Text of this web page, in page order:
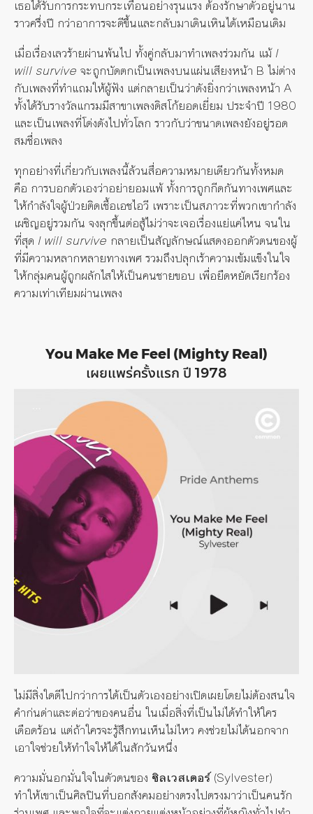
เธอได้รับการกระทบกระเทือนอย่างรุนแรง ต้องรักษาตัวอยู่นาน
ราวครึ่งปี กว่าอาการจะดีขึ้นและกลับมาเดินเหินได้เหมือนเดิม
เมื่อเรื่องเลวร้ายผ่านพ้นไป ทั้งคู่กลับมาทำเพลงร่วมกัน แม้I
will survive จะถูกบัดตกเป็นเพลงบนแผ่นเสียงหน้า B ไม่ต่าง
กับเพลงที่ทำแถมให้ผู้ฟัง แต่กลายเป็นว่าดังยิ่งกว่าเพลงหน้า A
ทั้งได้รับรางวัลแกรมมีสาขาเพลงดิสโก้ยอดเยี่ยม ประจำปี 1980
และเป็นเพลงที่โด่งดังไปทั่วโลก ราวกับว่าขนาดเพลงยังอยู่รอด
สมชื่อเพลง
ทุกอย่างที่เกี่ยวกับเพลงนี้ล้วนสื่อความหมายเดียวกันทั้งหมด
คือ การบอกตัวเองว่าอย่ายอมแพ้ ทั้งการถูกกีดกันทางเพศและ
ให้กำลังใจผู้ป่วยติดเชื้อเอชไอวี เพราะเป็นสภาวะที่พวกเขากำลัง
เผชิญอยู่รวมกัน จงลุกขึ้นต่อสู้ไม่ว่าจะเจอเรื่องแย่แค่ไหน จนใน
ที่สุด I will survive กลายเป็นสัญลักษณ์แสดงออกตัวตนของผู้
ที่มีความหลากหลายทางเพศ รวมถึงปลุกเร้าความเข้มแข็งในใจ
ให้กลุ่มคนผู้ถูกผลักไสให้เป็นคนชายขอบ เพื่อยืดหยัดเรียกร้อง
ความเท่าเทียมผ่านเพลง
You Make Me Feel (Mighty Real)
เผยแพร่ครั้งแรก ปี 1978
ไม่มีสิ่งใดดีไปกว่าการได้เป็นตัวเองอย่างเปิดเผยโดยไม่ต้องสนใจ
คำก่นด่าและต่อว่าของคนอื่น ในเมื่อสิ่งที่เป็นไม่ได้ทำให้ใคร
เดือดร้อน แต่ถ้าใครจะรู้สึกทนเห็นไม่ไหว คงช่วยไม่ได้นอกจาก
เอาใจช่วยให้ทำใจให้ได้ในสักวันหนึ่ง
ความมั่นอกมั่นใจในตัวตนของ ซิลเวสเตอร์(Sylvester)
ทำให้เขาเป็นศิลปินที่บอกสังคมอย่างตรงไปตรงมาว่าเป็นคนรัก